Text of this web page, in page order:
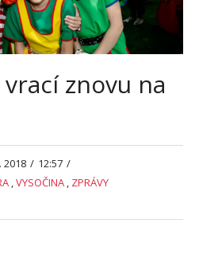
znovu na
2018 / 12:57 /
,VYSOČINA , ZPRÁVY